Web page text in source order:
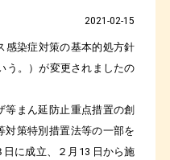
2021-02-15
感染症対策の基本的処方針
う。）が変更されましたの
まん延防止重点措置の創
対策特別措置法等の一部を
に成立、２月13 日から施